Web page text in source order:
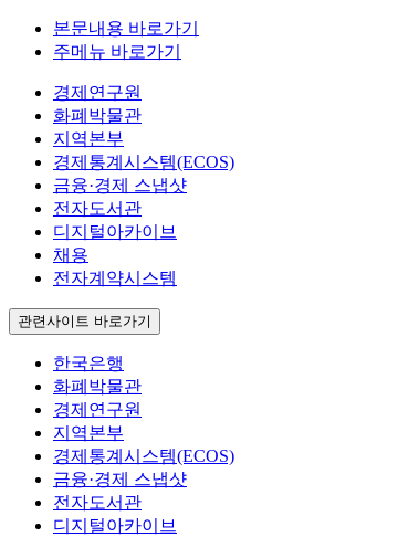
본문내용 바로가기
주메뉴 바로가기
경제연구원
화폐박물관
지역본부
경제통계시스템(ECOS)
금융·경제 스냅샷
전자도서관
디지털아카이브
채용
전자계약시스템
관련사이트 바로가기
한국은행
화폐박물관
경제연구원
지역본부
경제통계시스템(ECOS)
금융·경제 스냅샷
전자도서관
디지털아카이브